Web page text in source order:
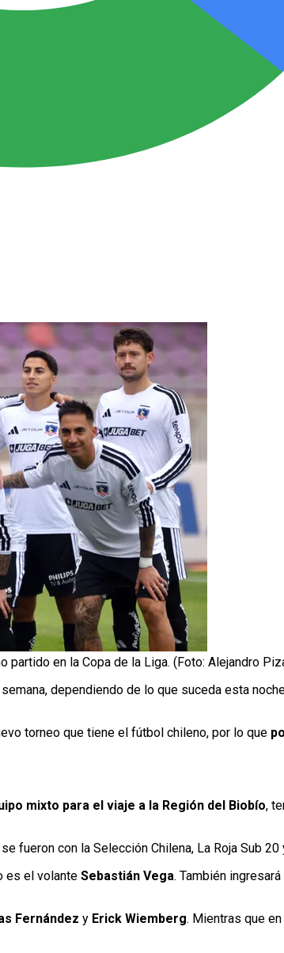
partido en la Copa de la Liga. (Foto: Alejandro
dependiendo de lo que suceda esta
torneo que tiene el fútbol chileno, por lo que
mixto para el viaje a la Región del Biobío,
fueron con la Selección Chilena, La Roja Sub
es el volante Sebastián Vega. También
Fernández y Erick Wiemberg. Mientras que